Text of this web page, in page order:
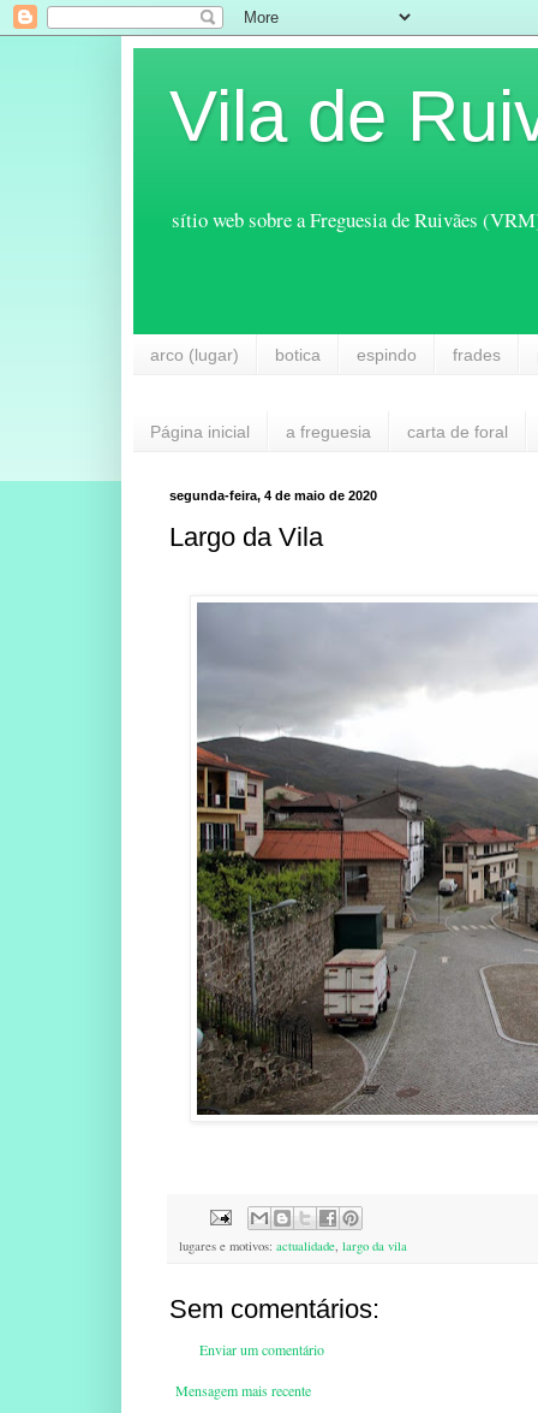
Vila de
sítio web sobre a Freguesia de Ruivães
arco (lugar) botica espindo frades
Página inicial a freguesia carta de foral
segunda-feira, 4 de maio de 2020
Largo da Vila
lugares e motivos: actualidade, largo da vila
Sem comentários:
Enviar um comentário
Mensagem mais recente